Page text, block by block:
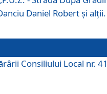
Daniel Robert şi alţii.
Consiliului Local nr.